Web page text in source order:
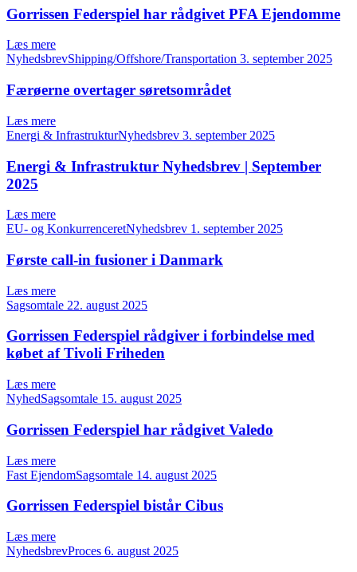
Gorrissen Federspiel har rådgivet PFA Ejendomme
Læs mere
NyhedsbrevShipping/Offshore/Transportation 3. september 2025
Færøerne overtager søretsområdet
Læs mere
Energi & InfrastrukturNyhedsbrev 3. september 2025
Energi & Infrastruktur Nyhedsbrev | September
2025
Læs mere
EU- og KonkurrenceretNyhedsbrev 1. september 2025
Første call-in fusioner i Danmark
Læs mere
Sagsomtale 22. august 2025
Gorrissen Federspiel rådgiver i forbindelse med
købet af Tivoli Friheden
Læs mere
NyhedSagsomtale 15. august 2025
Gorrissen Federspiel har rådgivet Valedo
Læs mere
Fast EjendomSagsomtale 14. august 2025
Gorrissen Federspiel bistår Cibus
Læs mere
NyhedsbrevProces 6. august 2025